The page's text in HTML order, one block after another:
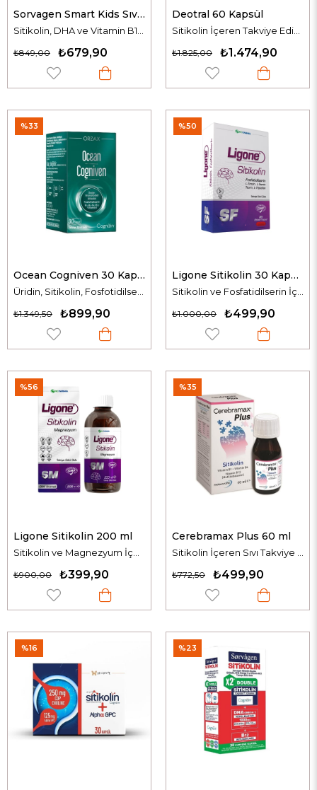
Sorvagen Smart Kids Sıvı Form Sitikolin 150 ml
Sitikolin, DHA ve Vitamin B12 İçeren Sıvı Takviye Edici Gıda
₺679,90
₺849,00
Deotral 60 Kapsül
Sitikolin İçeren Takviye Edici Gıda
₺1.474,90
₺1.825,00
Ocean Cogniven 30 Kapsül
Üridin, Sitikolin, Fosfotidilserin ve B Vitaminleri İçeren Takviye Edici Gıda
₺899,90
₺1.349,50
%33
Ligone Sitikolin 30 Kapsül
Sitikolin ve Fosfatidilserin İçeren Takviye Edici Gıda
₺499,90
₺1.000,00
%50
Ligone Sitikolin 200 ml
Sitikolin ve Magnezyum İçeren Takviye Edici Gıda
₺399,90
₺900,00
%56
Cerebramax Plus 60 ml
Sitikolin İçeren Sıvı Takviye Edici Gıda
₺499,90
₺772,50
%35
%16 %23